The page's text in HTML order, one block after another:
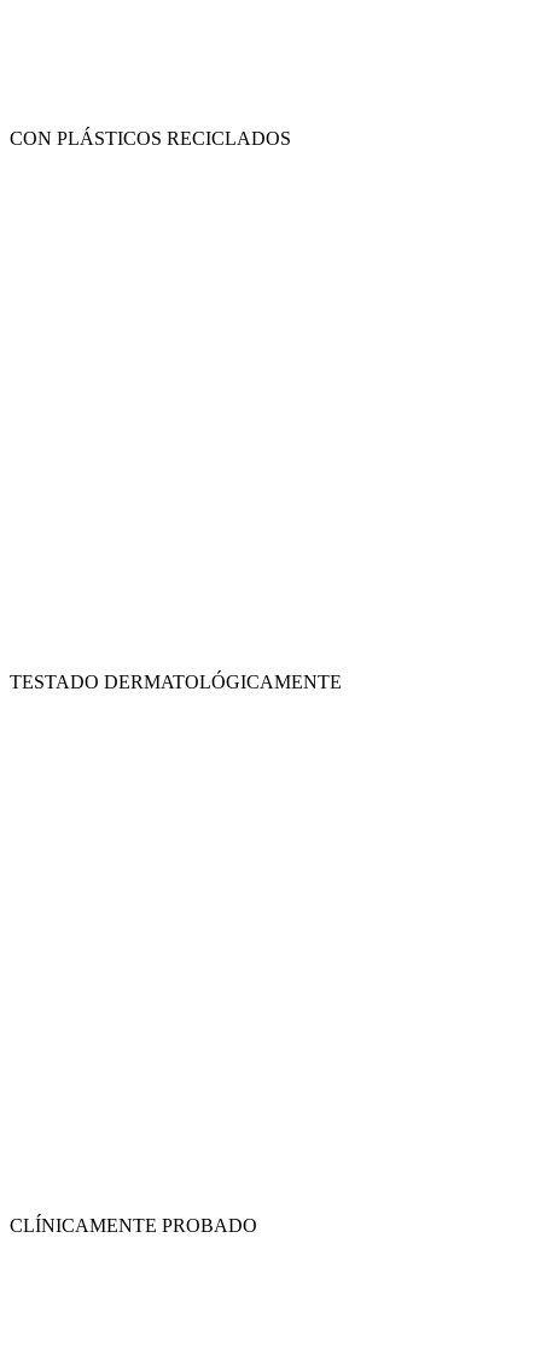
CON PLÁSTICOS RECICLADOS
TESTADO DERMATOLÓGICAMENTE
CLÍNICAMENTE PROBADO